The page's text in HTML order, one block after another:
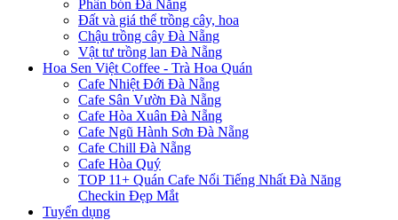
Phân bón Đà Nẵng
Đất và giá thể trồng cây, hoa
Chậu trồng cây Đà Nẵng
Vật tư trồng lan Đà Nẵng
Hoa Sen Việt Coffee - Trà Hoa Quán
Cafe Nhiệt Đới Đà Nẵng
Cafe Sân Vườn Đà Nẵng
Cafe Hòa Xuân Đà Nẵng
Cafe Ngũ Hành Sơn Đà Nẵng
Cafe Chill Đà Nẵng
Cafe Hòa Quý
TOP 11+ Quán Cafe Nổi Tiếng Nhất Đà Năng
Checkin Đẹp Mắt
Tuyển dụng